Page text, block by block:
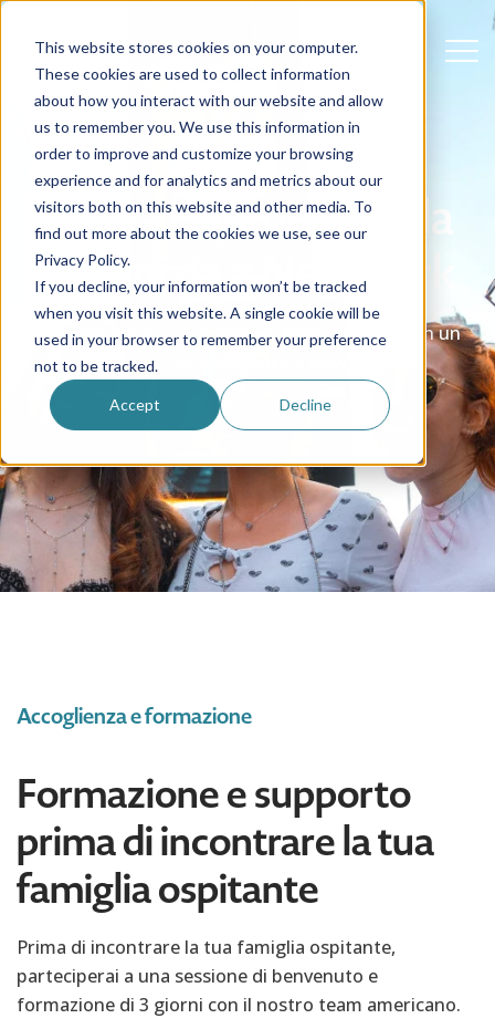
This website stores cookies on your computer.
These cookies are used to collect information
about how you interact with our website and allow
us to remember you. We use this information in
order to improve and customize your browsing
experience and for analytics and metrics about our
visitors both on this website and other media. To
find out more about the cookies we use, see our
Privacy Policy.
If you decline, your information won’t be tracked
when you visit this website. A single cookie will be
used in your browser to remember your preference
not to be tracked.
Accept Decline
La tua esperienza alla
pari inizia a New York
Ogni esperienza di Au Pair in America inizia con un
incontro di benvenuto a New York.
Accoglienza e formazione
Formazione e supporto
prima di incontrare la tua
famiglia ospitante
Prima di incontrare la tua famiglia ospitante,
parteciperai a una sessione di benvenuto e
formazione di 3 giorni con il nostro team americano.